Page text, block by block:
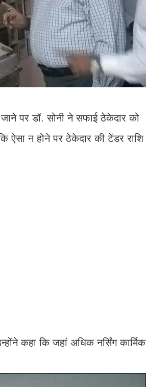
पर डॉ. सोनी ने सफाई ठेकेदार को
ऐसा न होने पर ठेकेदार की टेंडर राशि
कहा कि जहां अधिक नर्सिंग कार्मिक